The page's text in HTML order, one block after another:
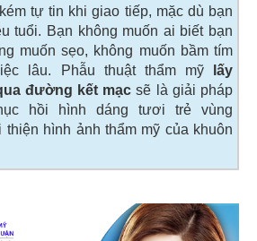
tự tin khi giao tiếp, mặc dù bạn
tuổi. Bạn không muốn ai biết bạn
muốn sẹo, không muốn bầm tím
lâu. Phẫu thuật thẩm mỹ
lấy
đường kết mạc sẽ là giải pháp
hồi hình dáng tươi trẻ vùng
hình ảnh thẩm mỹ của khuôn